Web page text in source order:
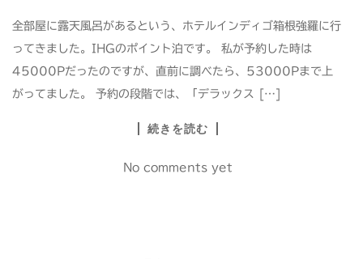
全部屋に露天風呂があるという、ホテルインディゴ箱根強羅に行
ってきました。IHGのポイント泊です。 私が予約した時は
45000Pだったのですが、直前に調べたら、53000Pまで上
がってました。 予約の段階では、「デラックス […]
続きを読む
No comments yet